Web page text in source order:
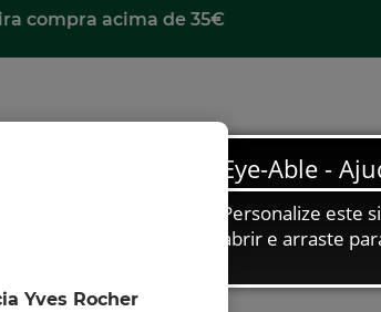
compra acima de 35€
TORNA-TE AFILIADO
Yves Rocher